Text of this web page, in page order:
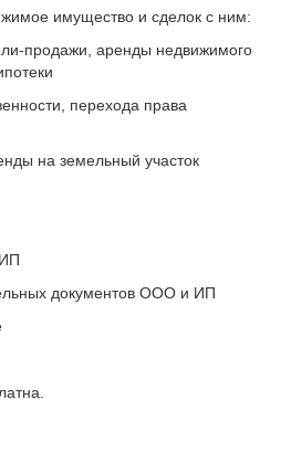
имущество и сделок с ним:
продажи, аренды недвижимого
перехода права
на земельный участок
документов ООО и ИП